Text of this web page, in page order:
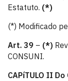
Estatuto. (*)
(*) Modificado
Art. 39 – (*)
CONSUNI.
CAPíTULO II Do